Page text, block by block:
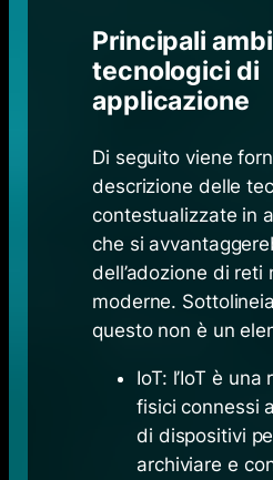
Principali
tecnologici di
applicazione
Di seguito viene
descrizione delle
contestualizzate in
che si
dell’adozione di reti
moderne.
questo non è un
IoT: l’IoT è
fisici connessi
di dispositivi
archiviare e